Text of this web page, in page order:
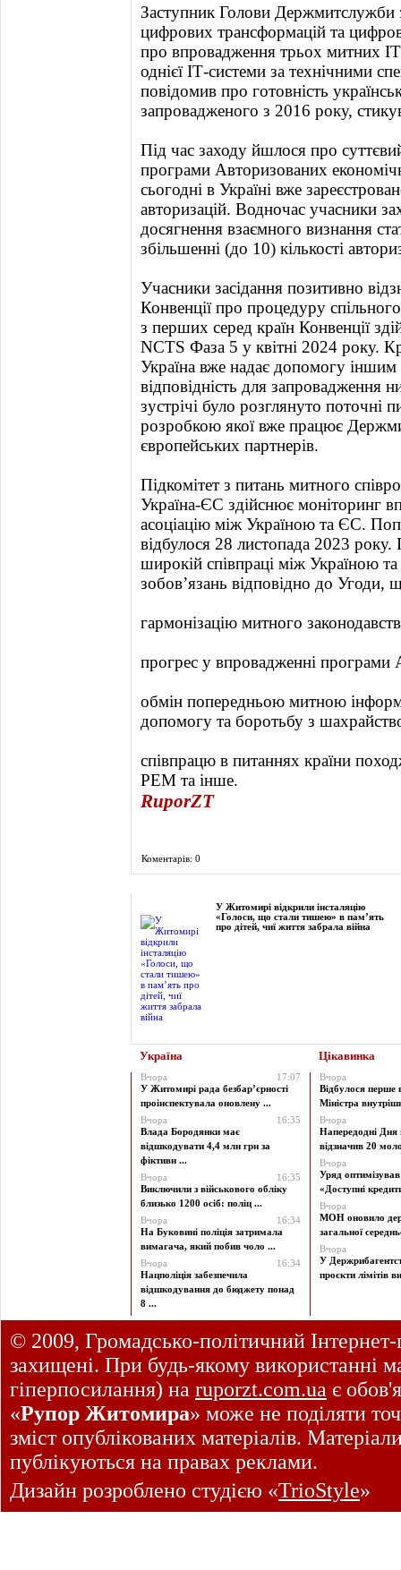
Заступник Голови Держмитслужби
цифрових трансформацій та
про впровадження трьох митних
однієї ІТ-системи за технічними
повідомив про готовність
запровадженого з 2016 року,
Під час заходу йшлося про
програми Авторизованих
сьогодні в Україні вже
авторизацій. Водночас учасники
досягнення взаємного визнання
збільшенні (до 10) кількості
Учасники засідання позитивно
Конвенції про процедуру
з перших серед країн Конвенції
NCTS Фаза 5 у квітні 2024 року.
Україна вже надає допомогу іншим
відповідність для
зустрічі було розглянуто
розробкою якої вже працює
європейських партнерів.
Підкомітет з питань митного
Україна-ЄС здійснює моніторинг
асоціацію між Україною та ЄС.
відбулося 28 листопада 2023 року.
широкій співпраці між Україною
зобов’язань відповідно до Угоди,
гармонізацію митного
прогрес у впровадженні програми
обмін попередньою митною
допомогу та боротьбу з
співпрацю в питаннях країни
PEM та інше.
RuporZT
Коментарів: 0
У Житомирі відкрили інсталяцію
«Голоси, що стали тишею» в пам’ять
про дітей, чиї життя забрала війна
Україна Цікавинка
Вчора
17:07
У Житомирі рада безбар’єрності
проінспектувала оновлену ...
Вчора
16:35
Влада Бородянки має
відшкодувати 4,4 млн грн за
фіктивн ...
Вчора
16:35
Виключили з військового обліку
близько 1200 осіб: поліц ...
Вчора
16:34
На Буковині поліція затримала
вимагача, який побив чоло ...
Вчора
16:34
Нацполіція забезпечила
відшкодування до бюджету понад
8 ...
Вчора
Відбулося перше
Міністра
Вчора
Напередодні Дня
відзначив 20
Вчора
Уряд
«Доступні
Вчора
МОН оновило
загальної
Вчора
У
проєкти лімітів
© 2009, Громадсько-політичний
захищені. При будь-якому використанні
гіперпосилання) на ruporzt.com.ua є
«Рупор Житомира» може не поділяти
зміст опублікованих матеріалів.
публікуються на правах реклами.
Дизайн розроблено студією «TrioStyle»